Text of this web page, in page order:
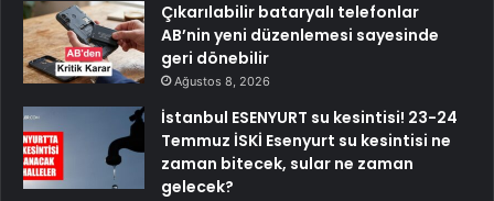
Çıkarılabilir bataryalı telefonlar
AB’nin yeni düzenlemesi sayesinde
geri dönebilir
Ağustos 8, 2026
İstanbul ESENYURT su kesintisi! 23-24
Temmuz İSKİ Esenyurt su kesintisi ne
zaman bitecek, sular ne zaman
gelecek?